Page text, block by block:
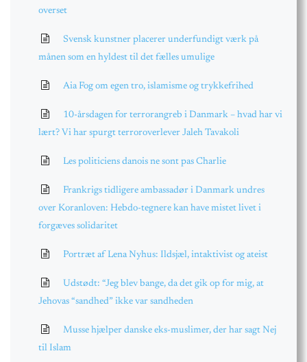
overset
Svensk kunstner placerer underfundigt værk på
månen som en hyldest til det fælles umulige
Aia Fog om egen tro, islamisme og trykkefrihed
10-årsdagen for terrorangreb i Danmark – hvad har vi
lært? Vi har spurgt terroroverlever Jaleh Tavakoli
Les politiciens danois ne sont pas Charlie
Frankrigs tidligere ambassadør i Danmark undres
over Koranloven: Hebdo-tegnere kan have mistet livet i
forgæves solidaritet
Portræt af Lena Nyhus: Ildsjæl, intaktivist og ateist
Udstødt: “Jeg blev bange, da det gik op for mig, at
Jehovas “sandhed” ikke var sandheden
Musse hjælper danske eks-muslimer, der har sagt Nej
til Islam